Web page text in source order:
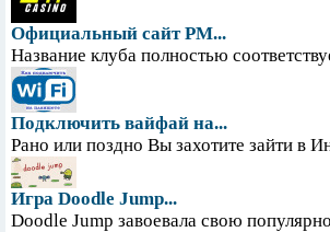
Официальный сайт PM...
Название клуба полностью
Подключить вайфай на...
Рано или поздно Вы захотите зайти в
Игра Doodle Jump...
Doodle Jump завоевала свою